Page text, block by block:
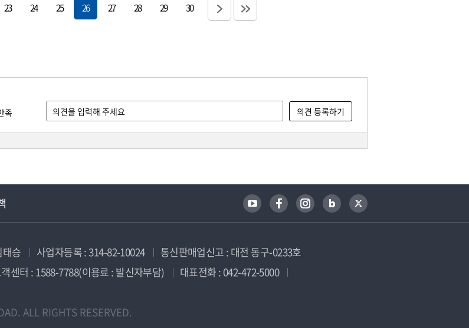
23 24 25 26 27 28 29 30
족
태승 사업자등록 : 314-82-10024
통신판매업신고 : 대전 동구-0233호
센터 : 1588-7788(이용료 : 발신자부담)
대표전화 : 042-472-5000
ALL RIGHTS RESERVED.